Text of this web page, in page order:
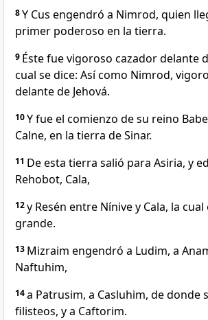
8Y Cus engendró a Nimrod, quien
primer poderoso en la tierra.
9 Éste fue vigoroso cazador delante
cual se dice: Así como Nimrod,
delante de Jehová.
10Y fue el comienzo de su reino
Calne, en la tierra de Sinar.
11 De esta tierra salió para Asiria, y
Rehobot, Cala,
12y Resén entre Nínive y Cala, la cual
grande.
13 Mizraim engendró a Ludim, a
Naftuhim,
14a Patrusim, a Casluhim, de donde
filisteos, y a Caftorim.